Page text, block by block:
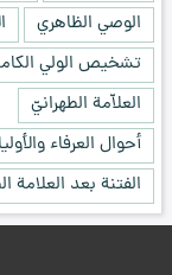
الوصي الظاهري
تشخيص الولي
العلاّمة الطهرانيّ
أحوال العرفاء
الفتنة بعد العلامة